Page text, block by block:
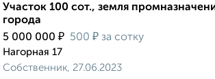
Участок 100 сот., земля
города
5 000 000 ₽ 500 ₽ за сотку
Нагорная 17
Собственник, 27.06.2023